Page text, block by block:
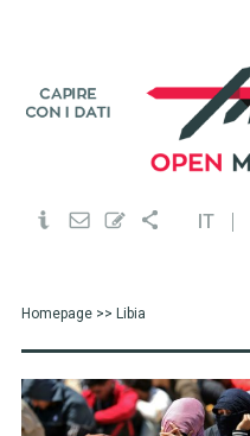
IT
Homepage>> Libia